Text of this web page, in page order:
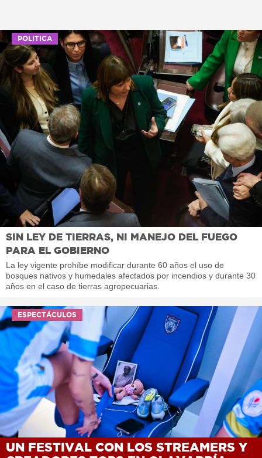
POLITICA
SIN LEY DE TIERRAS, NI MANEJO DEL FUEGO
PARA EL GOBIERNO
La ley vigente prohíbe modificar durante 60 años el uso de
bosques nativos y humedales afectados por incendios y durante 30
años en el caso de tierras agropecuarias.
ESPECTÁCULOS
UN FESTIVAL CON LOS STREAMERS Y